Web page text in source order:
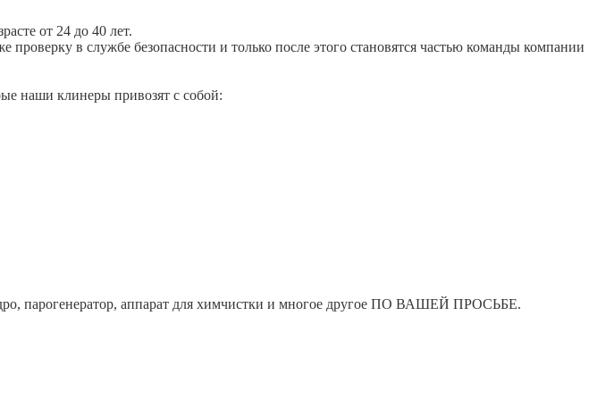
от 24 до 40 лет.
в службе безопасности и только после этого становятся частью команды компании
наши клинеры привозят с собой:
парогенератор, аппарат для химчистки и многое другое ПО ВАШЕЙ ПРОСЬБЕ.